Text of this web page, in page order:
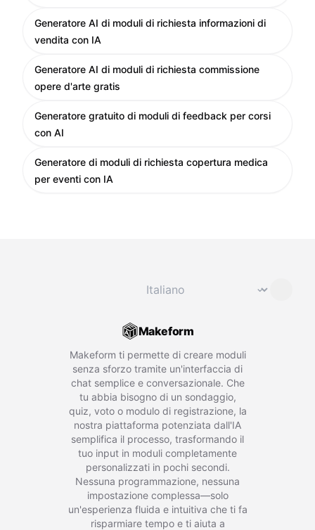
Generatore AI di moduli di richiesta informazioni di
vendita con IA
Generatore AI di moduli di richiesta commissione
opere d'arte gratis
Generatore gratuito di moduli di feedback per corsi
con AI
Generatore di moduli di richiesta copertura medica
per eventi con IA
⌄
Makeform
Makeform ti permette di creare moduli
senza sforzo tramite un'interfaccia di
chat semplice e conversazionale. Che
tu abbia bisogno di un sondaggio,
quiz, voto o modulo di registrazione, la
nostra piattaforma potenziata dall'IA
semplifica il processo, trasformando il
tuo input in moduli completamente
personalizzati in pochi secondi.
Nessuna programmazione, nessuna
impostazione complessa—solo
un'esperienza fluida e intuitiva che ti fa
risparmiare tempo e ti aiuta a